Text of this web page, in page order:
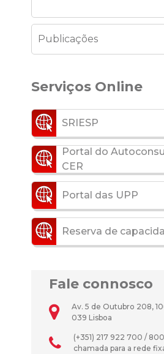
Publicações
Serviços Online
SRIESP
Portal do
CER
Portal das UPP
Reserva de
Fale connosco
Av. 5 de Outubro 208,
039 Lisboa
(+351) 217 922 700 /
chamada para a rede